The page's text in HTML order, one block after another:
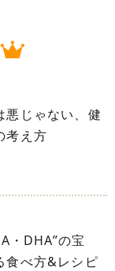
悪じゃない、健
考え方
・DHA”の宝
食べ方&レシピ